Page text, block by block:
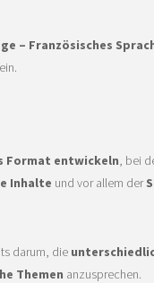
– Französisches
Format entwickeln, bei
Inhalte und vor allem der
darum, die
Themen anzusprechen.